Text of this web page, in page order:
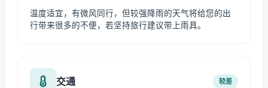
温度适宜，有微风同行，但较强降雨的天气将给您的出
行带来很多的不便，若坚持旅行建议带上雨具。
交通 较差